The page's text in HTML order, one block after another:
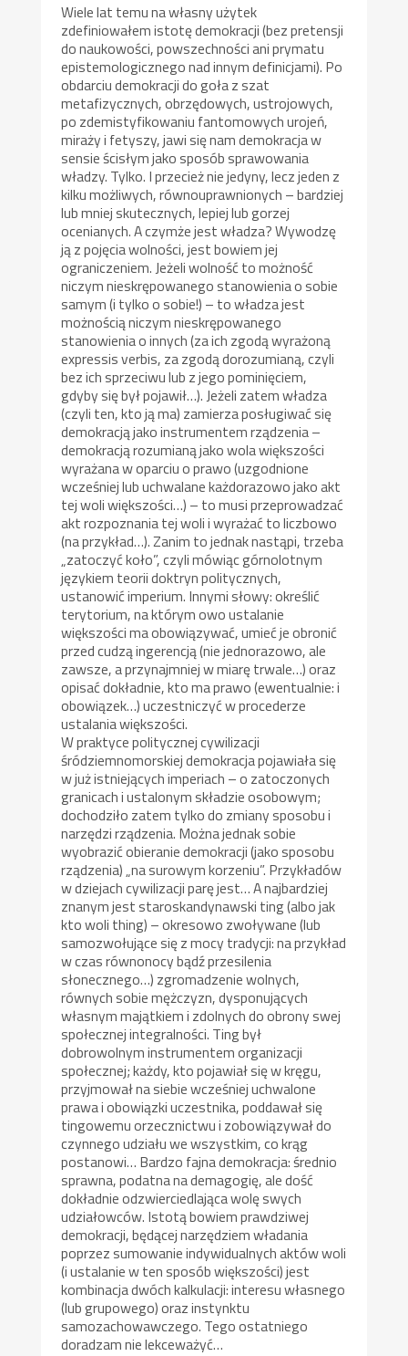
Wiele lat temu na własny użytek
zdefiniowałem istotę demokracji (bez pretensji
do naukowości, powszechności ani prymatu
epistemologicznego nad innym definicjami). Po
obdarciu demokracji do goła z szat
metafizycznych, obrzędowych, ustrojowych,
po zdemistyfikowaniu fantomowych urojeń,
miraży i fetyszy, jawi się nam demokracja w
sensie ścisłym jako sposób sprawowania
władzy. Tylko. I przecież nie jedyny, lecz jeden z
kilku możliwych, równouprawnionych – bardziej
lub mniej skutecznych, lepiej lub gorzej
ocenianych. A czymże jest władza? Wywodzę
ją z pojęcia wolności, jest bowiem jej
ograniczeniem. Jeżeli wolność to możność
niczym nieskrępowanego stanowienia o sobie
samym (i tylko o sobie!) – to władza jest
możnością niczym nieskrępowanego
stanowienia o innych (za ich zgodą wyrażoną
expressis verbis, za zgodą dorozumianą, czyli
bez ich sprzeciwu lub z jego pominięciem,
gdyby się był pojawił…). Jeżeli zatem władza
(czyli ten, kto ją ma) zamierza posługiwać się
demokracją jako instrumentem rządzenia –
demokracją rozumianą jako wola większości
wyrażana w oparciu o prawo (uzgodnione
wcześniej lub uchwalane każdorazowo jako akt
tej woli większości…) – to musi przeprowadzać
akt rozpoznania tej woli i wyrażać to liczbowo
(na przykład…). Zanim to jednak nastąpi, trzeba
„zatoczyć koło”, czyli mówiąc górnolotnym
językiem teorii doktryn politycznych,
ustanowić imperium. Innymi słowy: określić
terytorium, na którym owo ustalanie
większości ma obowiązywać, umieć je obronić
przed cudzą ingerencją (nie jednorazowo, ale
zawsze, a przynajmniej w miarę trwale…) oraz
opisać dokładnie, kto ma prawo (ewentualnie: i
obowiązek…) uczestniczyć w procederze
ustalania większości.
W praktyce politycznej cywilizacji
śródziemnomorskiej demokracja pojawiała się
w już istniejących imperiach – o zatoczonych
granicach i ustalonym składzie osobowym;
dochodziło zatem tylko do zmiany sposobu i
narzędzi rządzenia. Można jednak sobie
wyobrazić obieranie demokracji (jako sposobu
rządzenia) „na surowym korzeniu”. Przykładów
w dziejach cywilizacji parę jest… A najbardziej
znanym jest staroskandynawski ting (albo jak
kto woli thing) – okresowo zwoływane (lub
samozwołujące się z mocy tradycji: na przykład
w czas równonocy bądź przesilenia
słonecznego…) zgromadzenie wolnych,
równych sobie mężczyzn, dysponujących
własnym majątkiem i zdolnych do obrony swej
społecznej integralności. Ting był
dobrowolnym instrumentem organizacji
społecznej; każdy, kto pojawiał się w kręgu,
przyjmował na siebie wcześniej uchwalone
prawa i obowiązki uczestnika, poddawał się
tingowemu orzecznictwu i zobowiązywał do
czynnego udziału we wszystkim, co krąg
postanowi… Bardzo fajna demokracja: średnio
sprawna, podatna na demagogię, ale dość
dokładnie odzwierciedlająca wolę swych
udziałowców. Istotą bowiem prawdziwej
demokracji, będącej narzędziem władania
poprzez sumowanie indywidualnych aktów woli
(i ustalanie w ten sposób większości) jest
kombinacja dwóch kalkulacji: interesu własnego
(lub grupowego) oraz instynktu
samozachowawczego. Tego ostatniego
doradzam nie lekceważyć…